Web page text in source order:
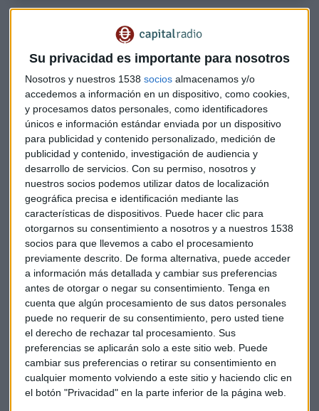
Su privacidad es importante para nosotros
Nosotros y nuestros 1538 socios almacenamos y/o
accedemos a información en un dispositivo, como cookies,
y procesamos datos personales, como identificadores
únicos e información estándar enviada por un dispositivo
para publicidad y contenido personalizado, medición de
publicidad y contenido, investigación de audiencia y
desarrollo de servicios. Con su permiso, nosotros y
nuestros socios podemos utilizar datos de localización
geográfica precisa e identificación mediante las
características de dispositivos. Puede hacer clic para
otorgarnos su consentimiento a nosotros y a nuestros 1538
socios para que llevemos a cabo el procesamiento
previamente descrito. De forma alternativa, puede acceder
a información más detallada y cambiar sus preferencias
antes de otorgar o negar su consentimiento. Tenga en
cuenta que algún procesamiento de sus datos personales
puede no requerir de su consentimiento, pero usted tiene
el derecho de rechazar tal procesamiento. Sus
preferencias se aplicarán solo a este sitio web. Puede
cambiar sus preferencias o retirar su consentimiento en
cualquier momento volviendo a este sitio y haciendo clic en
el botón "Privacidad" en la parte inferior de la página web.
"España envejece y es más desigualdad
generacionalmente"
Esta doble tendencia encuentra un antídoto puntual
gracias a la inmigración. Daniel Manzano apunta que hace
ya una década que ha entrado en "invierno demográfico".
Una situación pareja a la de otros países vecinos de Europa.
Supone un"reto brutal"para nuestro país por su impacto
directo en el gasto en pensiones y en la atención médica